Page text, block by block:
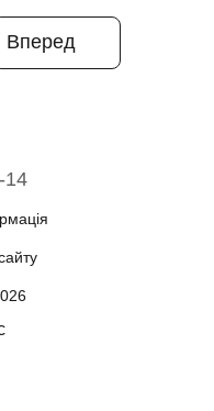
Вперед
14